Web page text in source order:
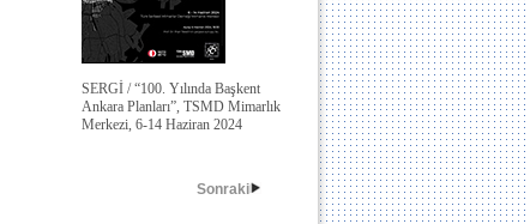
SERGİ / “100. Yılında Başkent
Ankara Planları”, TSMD Mimarlık
Merkezi, 6-14 Haziran 2024
Sonraki